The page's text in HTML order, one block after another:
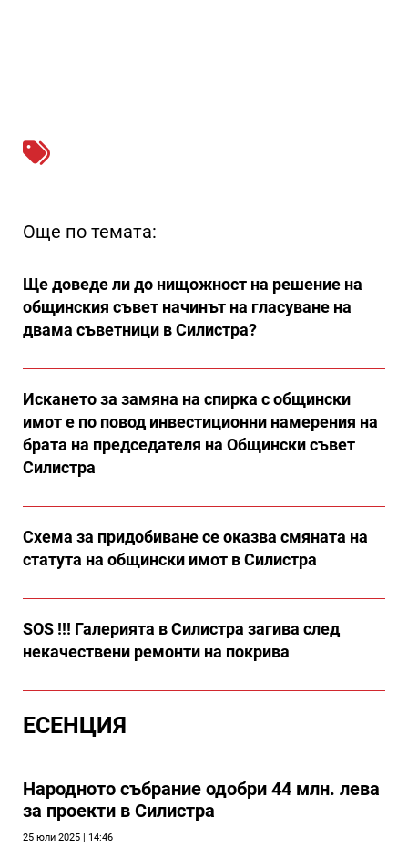
Още по темата:
Ще доведе ли до нищожност на решение на
общинския съвет начинът на гласуване на
двама съветници в Силистра?
Искането за замяна на спирка с общински
имот е по повод инвестиционни намерения на
брата на председателя на Общински съвет
Силистра
Схема за придобиване се оказва смяната на
статута на общински имот в Силистра
SOS !!! Галерията в Силистра загива след
некачествени ремонти на покрива
ЕСЕНЦИЯ
Народното събрание одобри 44 млн. лева
за проекти в Силистра
25 юли 2025 | 14:46